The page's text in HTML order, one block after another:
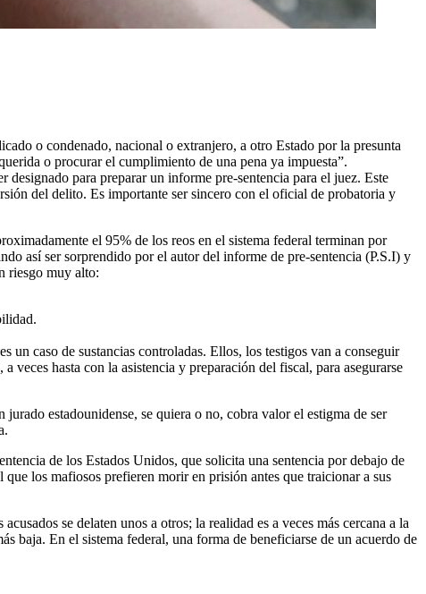
o condenado, nacional o extranjero, a otro Estado por la presunta
o procurar el cumplimiento de una pena ya impuesta”.
designado para preparar un informe pre-sentencia para el juez. Este
del delito. Es importante ser sincero con el oficial de probatoria y
el 95% de los reos en el sistema federal terminan por
así ser sorprendido por el autor del informe de pre-sentencia (P.S.I) y
riesgo muy alto:
un caso de sustancias controladas. Ellos, los testigos van a conseguir
veces hasta con la asistencia y preparación del fiscal, para asegurarse
estadounidense, se quiera o no, cobra valor el estigma de ser
de los Estados Unidos, que solicita una sentencia por debajo de
los mafiosos prefieren morir en prisión antes que traicionar a sus
se delaten unos a otros; la realidad es a veces más cercana a la
baja. En el sistema federal, una forma de beneficiarse de un acuerdo de